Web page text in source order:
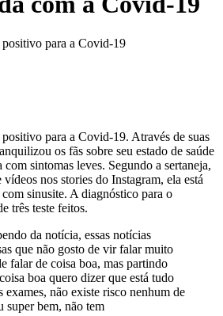
para a Covid-19
para a Covid-19. Através de suas
os fãs sobre seu estado de saúde
com sintomas leves. Segundo a sertaneja,
nos stories do Instagram, ela está
sinusite. A diagnóstico para o
três teste feitos.
da notícia, essas notícias
que não gosto de vir falar muito
falar de coisa boa, mas partindo
boa quero dizer que está tudo
exames, não existe risco nenhum de
super bem, não tem